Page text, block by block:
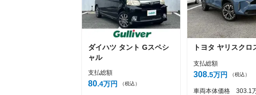
投稿
ダイハツ タント Gスペシ
ャル
支払総額
80 4万円 （税込）
トヨタ ヤリスクロ
支払総額
308 5万円 （税込）
車両本体価格 303 1